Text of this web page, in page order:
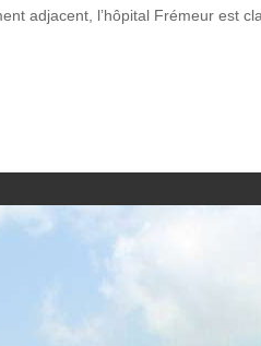
adjacent, l’hôpital Frémeur est